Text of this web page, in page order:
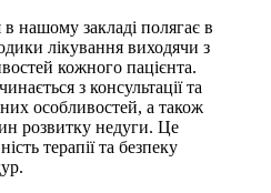
нашому закладі полягає в
лікування виходячи з
кожного пацієнта.
з консультації та
особливостей, а також
розвитку недуги. Це
терапії та безпеку